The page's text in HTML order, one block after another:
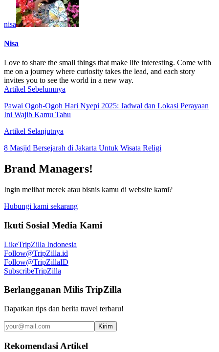
nisa
Nisa
Love to share the small things that make life interesting. Come with
me on a journey where curiosity takes the lead, and each story
invites you to see the world in a new way.
Artikel Sebelumnya
Pawai Ogoh-Ogoh Hari Nyepi 2025: Jadwal dan Lokasi Perayaan
Ini Wajib Kamu Tahu
Artikel Selanjutnya
8 Masjid Bersejarah di Jakarta Untuk Wisata Religi
Brand Managers!
Ingin melihat merek atau bisnis kamu di website kami?
Hubungi kami sekarang
Ikuti Sosial Media Kami
LikeTripZilla Indonesia
Follow@TripZilla.id
Follow@TripZillaID
SubscribeTripZilla
Berlangganan Milis TripZilla
Dapatkan tips dan berita travel terbaru!
Kirim
Rekomendasi Artikel